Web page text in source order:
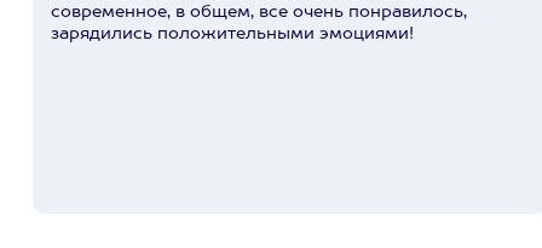
современное, в общем, все очень понравилось,
зарядились положительными эмоциями!